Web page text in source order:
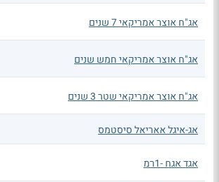
אג"ח אוצר אמריקאי 7 שנים
אג"ח אוצר אמריקאי חמש שנים
אג"ח אוצר אמריקאי שטר 3 שנים
אג-איגל אאריאל סיסטמס
אגד אגח -1רמ